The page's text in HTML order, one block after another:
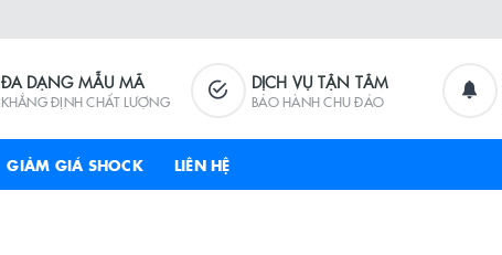
ĐA DẠNG MẪU MÃ
KHẲNG ĐỊNH CHẤT LƯỢNG
DỊCH VỤ TẬN TÂM
BẢO HÀNH CHU ĐÁO
GIẢM GIÁ SHOCK LIÊN HỆ